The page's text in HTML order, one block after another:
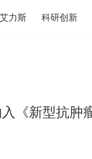
力斯 科研创新
《新型抗肿